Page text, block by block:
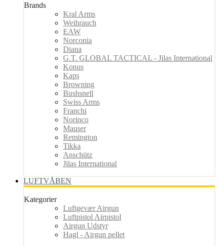
Brands
Kral Arms
Weihrauch
EAW
Norconia
Diana
G.T. GLOBAL TACTICAL - Jilas International
Konus
Kaps
Browning
Bushsnell
Swiss Arms
Franchi
Norinco
Mauser
Remington
Tikka
Anschütz
Jilas International
LUFTVÅBEN
Kategorier
Luftgevær Airgun
Luftpistol Airpistol
Airgun Udstyr
Hagl - Airgun pellet